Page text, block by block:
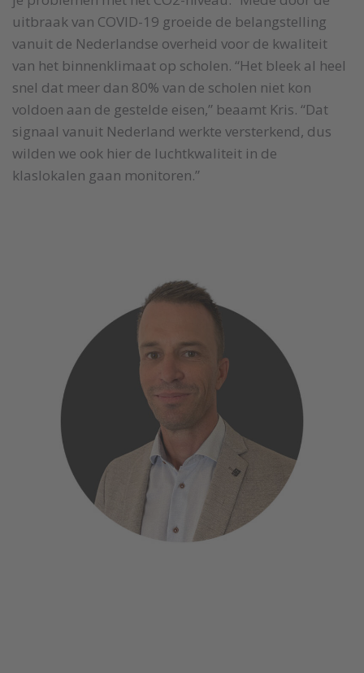
uitbraak van COVID-19 groeide de belangstelling
vanuit de Nederlandse overheid voor de kwaliteit
van het binnenklimaat op scholen. “Het bleek al heel
snel dat meer dan 80% van de scholen niet kon
voldoen aan de gestelde eisen,” beaamt Kris. “Dat
signaal vanuit Nederland werkte versterkend, dus
wilden we ook hier de luchtkwaliteit in de
klaslokalen gaan monitoren.”